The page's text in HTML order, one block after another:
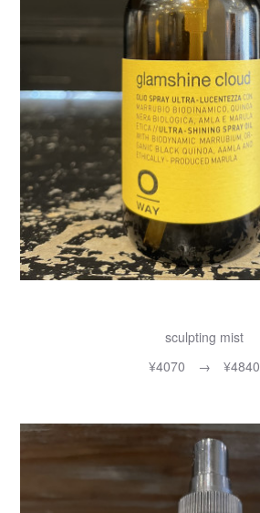
sculpting mist
¥4070 → ¥4840